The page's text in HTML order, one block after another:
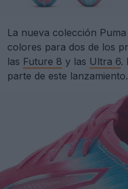
La nueva colección
colores para dos de los
las Future 8 y las Ultra 6.
parte de este lanzamiento.